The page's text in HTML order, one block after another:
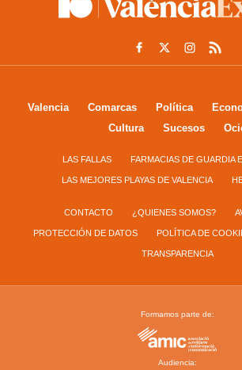
Valencia Comarcas Política
Cultura
Sucesos
LAS FALLAS FARMACIAS DE GUARDIA
LAS MEJORES PLAYAS DE VALENCIA
CONTACTO ¿QUIENES SOMOS?
PROTECCIÓN DE DATOS POLÍTICA DE
TRANSPARENCIA
Formamos parte de:
Audiencia: